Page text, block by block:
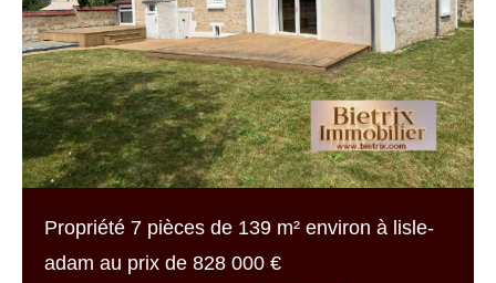
Propriété 7 pièces de 139 m² environ à lisle-
adam au prix de 828 000 €